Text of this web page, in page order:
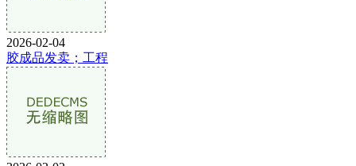
2026-02-04
胶成品发卖；工程